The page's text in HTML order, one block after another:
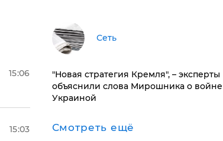
15:06
15:03
Сеть
"Новая стратегия Кремля", – эксперты
объяснили слова Мирошника о войне
Украиной
Смотреть ещё